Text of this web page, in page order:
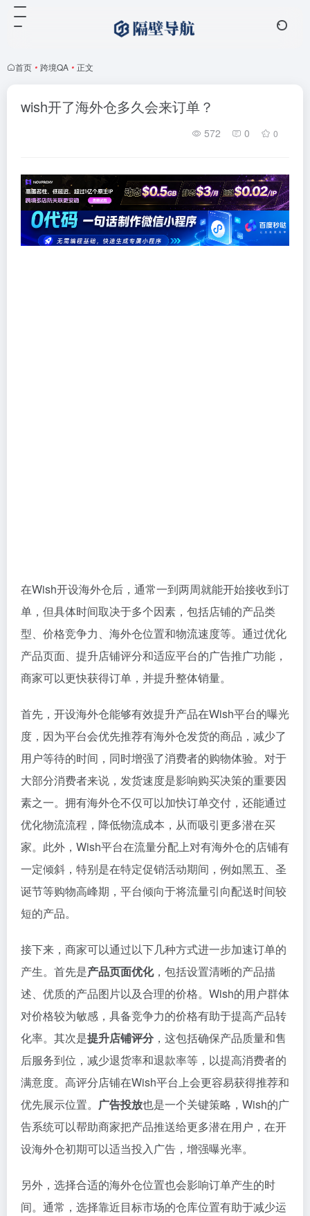
首页 • 跨境QA • 正文
wish开了海外仓多久会来订单？
572 0 0
在Wish开设海外仓后，通常一到两周就能开始接收到订
单，但具体时间取决于多个因素，包括店铺的产品类
型、价格竞争力、海外仓位置和物流速度等。通过优化
产品页面、提升店铺评分和适应平台的广告推广功能，
商家可以更快获得订单，并提升整体销量。
首先，开设海外仓能够有效提升产品在Wish平台的曝光
度，因为平台会优先推荐有海外仓发货的商品，减少了
用户等待的时间，同时增强了消费者的购物体验。对于
大部分消费者来说，发货速度是影响购买决策的重要因
素之一。拥有海外仓不仅可以加快订单交付，还能通过
优化物流流程，降低物流成本，从而吸引更多潜在买
家。此外，Wish平台在流量分配上对有海外仓的店铺有
一定倾斜，特别是在特定促销活动期间，例如黑五、圣
诞节等购物高峰期，平台倾向于将流量引向配送时间较
短的产品。
接下来，商家可以通过以下几种方式进一步加速订单的
产生。首先是产品页面优化，包括设置清晰的产品描
述、优质的产品图片以及合理的价格。Wish的用户群体
对价格较为敏感，具备竞争力的价格有助于提高产品转
化率。其次是提升店铺评分，这包括确保产品质量和售
后服务到位，减少退货率和退款率等，以提高消费者的
满意度。高评分店铺在Wish平台上会更容易获得推荐和
优先展示位置。 广告投放也是一个关键策略，Wish的广
告系统可以帮助商家把产品推送给更多潜在用户，在开
设海外仓初期可以适当投入广告，增强曝光率。
另外，选择合适的海外仓位置也会影响订单产生的时
间。通常，选择靠近目标市场的仓库位置有助于减少运